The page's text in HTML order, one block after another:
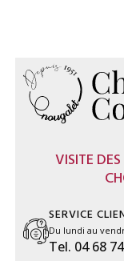
VISITE
SERVICE
Du lundi au
Tel. 04 68